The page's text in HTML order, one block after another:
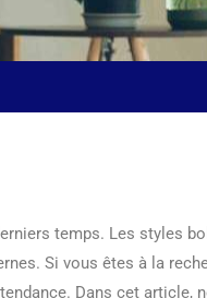
temps. Les styles
Si vous êtes à la
Dans cet article,